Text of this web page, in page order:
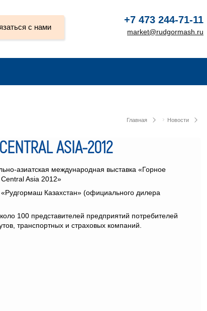
с нами
+7 473 244-71-11
market@rudgormash.ru
Главная Новости
ASIA-2012
азиатская международная выставка «Горное
Asia 2012»
Казахстан» (официального дилера
100 представителей предприятий потребителей
транспортных и страховых компаний.